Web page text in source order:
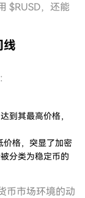
$RUSD，还能
线
到其最高价格，
价格，突显了加密
分类为稳定币的
币市场环境的动